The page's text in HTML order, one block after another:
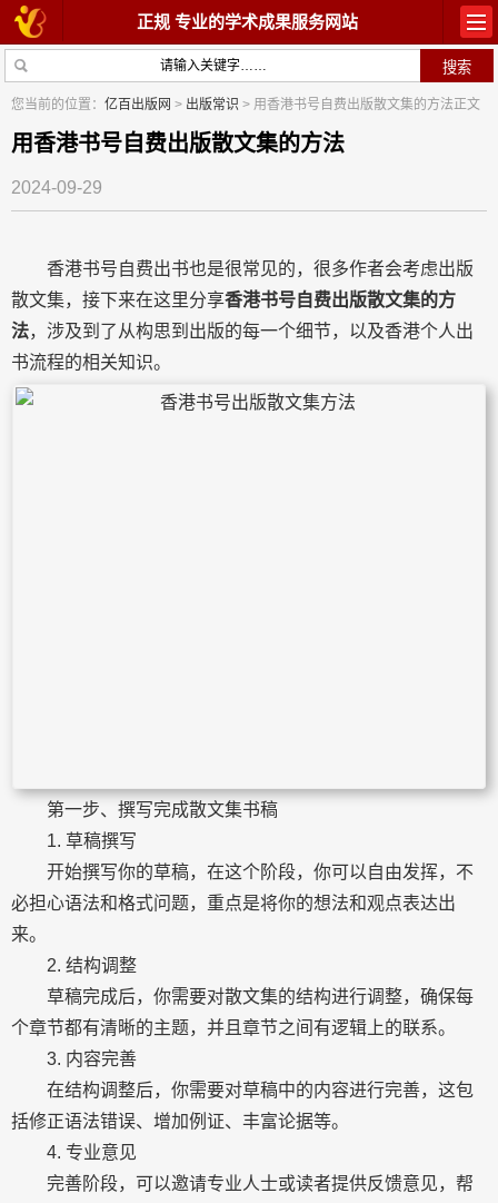
正规 专业的学术成果服务网站
学术著作 论文常识
在线咨询 关于我们
您当前的位置： 亿百出版网 > 出版常识 > 用香港书号自费出版散文集的方法正文
用香港书号自费出版散文集的方法
2024-09-29
香港书号自费出书也是很常见的，很多作者会考虑出版
散文集，接下来在这里分享香港书号自费出版散文集的方
法，涉及到了从构思到出版的每一个细节，以及香港个人出
书流程的相关知识。
第一步、撰写完成散文集书稿
1. 草稿撰写
开始撰写你的草稿，在这个阶段，你可以自由发挥，不
必担心语法和格式问题，重点是将你的想法和观点表达出
来。
2. 结构调整
草稿完成后，你需要对散文集的结构进行调整，确保每
个章节都有清晰的主题，并且章节之间有逻辑上的联系。
3. 内容完善
在结构调整后，你需要对草稿中的内容进行完善，这包
括修正语法错误、增加例证、丰富论据等。
4. 专业意见
完善阶段，可以邀请专业人士或读者提供反馈意见，帮